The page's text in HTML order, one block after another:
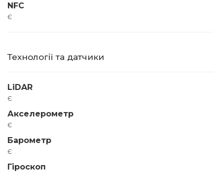
NFC
є
Технології та датчики
LiDAR
є
Акселерометр
є
Барометр
є
Гіроскоп